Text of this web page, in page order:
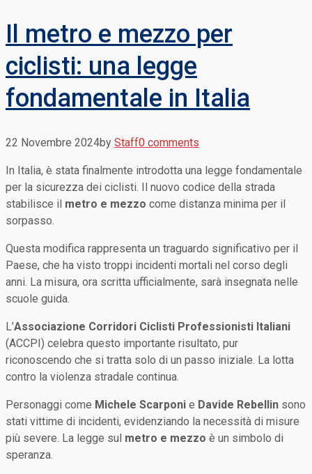
Il metro e mezzo per
ciclisti: una legge
fondamentale in Italia
22 Novembre 2024by Staff0 comments
In Italia, è stata finalmente introdotta una legge fondamentale
per la sicurezza dei ciclisti. Il nuovo codice della strada
stabilisce il metro e mezzo come distanza minima per il
sorpasso.
Questa modifica rappresenta un traguardo significativo per il
Paese, che ha visto troppi incidenti mortali nel corso degli
anni. La misura, ora scritta ufficialmente, sarà insegnata nelle
scuole guida.
L’Associazione Corridori Ciclisti Professionisti Italiani
(ACCPI) celebra questo importante risultato, pur
riconoscendo che si tratta solo di un passo iniziale. La lotta
contro la violenza stradale continua.
Personaggi come Michele Scarponi e Davide Rebellin sono
stati vittime di incidenti, evidenziando la necessità di misure
più severe. La legge sul metro e mezzo è un simbolo di
speranza.